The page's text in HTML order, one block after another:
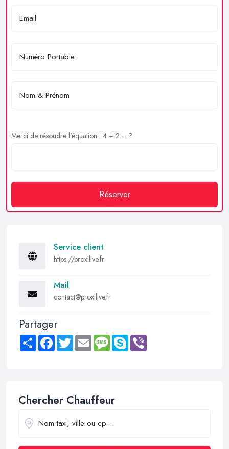
Merci de résoudre l'équation : 4 + 2 = ?
Réserver
Service client
https://proxilive.fr
Mail
contact@proxilive.fr
Partager
Share FacebookTwitter Email MessageSkype
Chercher Chauffeur